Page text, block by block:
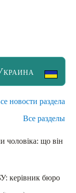
новости раздела
Все разделы
чоловіка: що він
керівник бюро